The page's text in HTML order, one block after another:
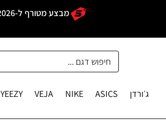
מבצע מטורף ל-2026 עם קוד הקופון –
ג׳ורדן ASICS
NIKE
VEJA
YEEZY